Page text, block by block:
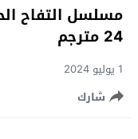
مسلسل التفاح
24 مترجم
1 يوليو 2024
شارك